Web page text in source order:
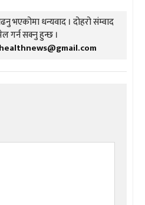
भएकोमा धन्यवाद । दोहरो संम्वाद
गर्न सक्नु हुन्छ ।